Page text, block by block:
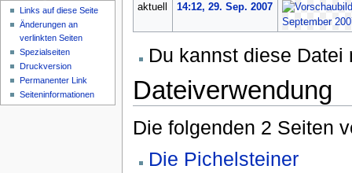
aktuell
14:12, 29. Sep. 2007
Du kannst diese
Dateiverwendung
Die folgenden 2 Seiten
Die Pichelsteiner
Links auf diese Seite
Änderungen an
verlinkten Seiten
Spezialseiten
Druckversion
Permanenter Link
Seiten­informationen